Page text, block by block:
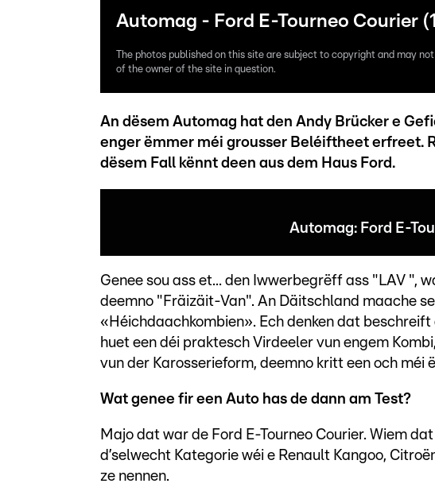
Automag - Ford E-Tourneo Courier
The photos published on this site are subject to copyright and may
of the owner of the site in question.
An dësem Automag hat den Andy Brücker e
enger ëmmer méi grousser Beléiftheet erfreet.
dësem Fall kënnt deen aus dem Haus Ford.
Automag: Ford E-
Genee sou ass et... den Iwwerbegrëff ass "LAV ",
deemno "Fräizäit-Van". An Däitschland maache
«Héichdaachkombien». Ech denken dat
huet een déi praktesch Virdeeler vun engem
vun der Karosserieform, deemno kritt een och méi
Wat genee fir een Auto has de dann am Test?
Majo dat war de Ford E-Tourneo Courier. Wiem
d’selwecht Kategorie wéi e Renault Kangoo,
ze nennen.